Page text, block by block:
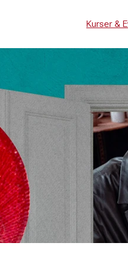
Kurser &